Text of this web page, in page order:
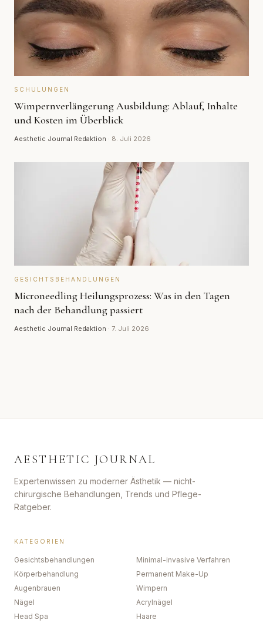
SCHULUNGEN
Wimpernverlängerung Ausbildung: Ablauf, Inhalte
und Kosten im Überblick
Aesthetic Journal Redaktion · 8. Juli 2026
GESICHTSBEHANDLUNGEN
Microneedling Heilungsprozess: Was in den Tagen
nach der Behandlung passiert
Aesthetic Journal Redaktion · 7. Juli 2026
AESTHETIC JOURNAL
Expertenwissen zu moderner Ästhetik — nicht-
chirurgische Behandlungen, Trends und Pflege-
Ratgeber.
KATEGORIEN
Gesichtsbehandlungen
Minimal-invasive Verfahren
Körperbehandlung
Permanent Make-Up
Augenbrauen
Wimpern
Nägel
Acrylnägel
Head Spa
Haare